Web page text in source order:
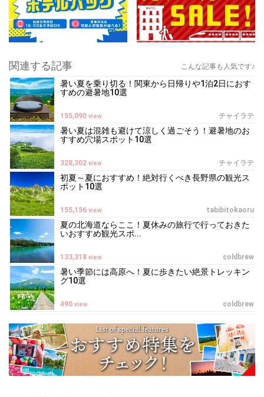
関連する記事 こんな記事も人気です♪
暑い夏を乗り切る！関東から日帰りや1泊2日におす
すめの避暑地10選
チャイラテ
155,090 view
暑い夏は混雑も避けて涼しく過ごそう！避暑地のお
すすめ穴場スポット10選
チャイラテ
328,302 view
初夏～夏におすすめ！絶対行くべき長野県の観光ス
ポット10選
tabibitokaoru
155,156 view
夏の北海道ならここ！夏休みの旅行で行っておきた
いおすすめ観光スポ...
coldbrew
133,318 view
暑い季節には高原へ！夏に歩きたい絶景トレッキン
グ10選
coldbrew
490 view